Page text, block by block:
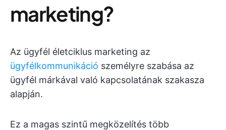
marketing?
Az ügyfél életciklus marketing az
ügyfélkommunikáció személyre szabása az
ügyfél márkával való kapcsolatának szakasza
alapján.
Ez a magas szintű megközelítés több